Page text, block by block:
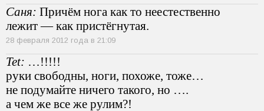
Саня: Причём нога как то неестественно
лежит — как пристёгнутая.
28 февраля 2012 года в 21:09
Tet: …!!!!!
руки свободны, ноги, похоже, тоже…
не подумайте ничего такого, но ….
а чем же все же рулим?!